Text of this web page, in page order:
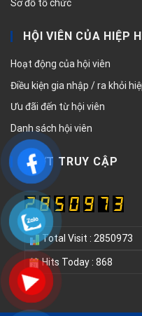
Sơ đồ tổ chức
HỘI VIÊN CỦA HIỆP
Hoạt động của hội viên
Điều kiện gia nhập / ra khỏi
Ưu đãi đến từ hội viên
Danh sách hội viên
LƯỢT TRUY CẬP
Total Visit : 2850973
Hits Today : 868